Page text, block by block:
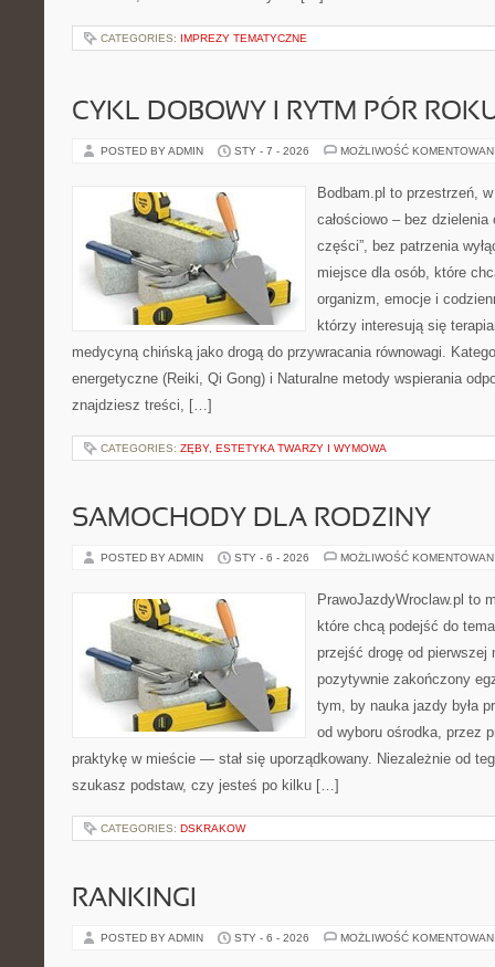
CATEGORIES: IMPREZY TEMATYCZNE
CYKL DOBOWY I RYTM PÓR
POSTED BY ADMIN STY - 7 - 2026 MOŻLIWOŚĆ
Bodbam.pl to przestrzeń,
całościowo – bez dzielenia
części”, bez patrzenia
miejsce dla osób, które
organizm, emocje i
którzy interesują się
medycyną chińską jako drogą do przywracania równowagi.
energetyczne (Reiki, Qi Gong) i Naturalne metody wspierania
znajdziesz treści, […]
CATEGORIES: ZĘBY, ESTETYKA TWARZY I WYMOWA
SAMOCHODY DLA RODZINY
POSTED BY ADMIN STY - 6 - 2026 MOŻLIWOŚĆ
PrawoJazdyWroclaw.pl to
które chcą podejść do
przejść drogę od pierwszej
pozytywnie zakończony
tym, by nauka jazdy była
od wyboru ośrodka, przez
praktykę w mieście — stał się uporządkowany. Niezależnie od
szukasz podstaw, czy jesteś po kilku […]
CATEGORIES: DSKRAKOW
RANKINGI
POSTED BY ADMIN STY - 6 - 2026 MOŻLIWOŚĆ